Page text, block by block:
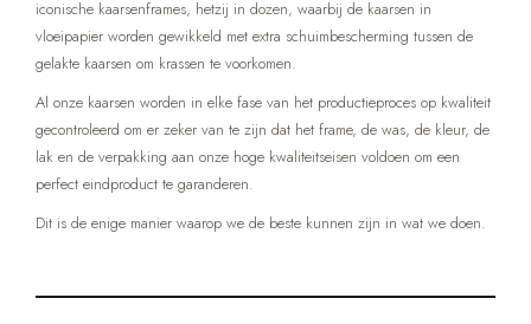
iconische kaarsenframes, hetzij in dozen, waarbij de kaarsen in
vloeipapier worden gewikkeld met extra schuimbescherming tussen de
gelakte kaarsen om krassen te voorkomen.
Al onze kaarsen worden in elke fase van het productieproces op kwaliteit
gecontroleerd om er zeker van te zijn dat het frame, de was, de kleur, de
lak en de verpakking aan onze hoge kwaliteitseisen voldoen om een
perfect eindproduct te garanderen.
Dit is de enige manier waarop we de beste kunnen zijn in wat we doen.